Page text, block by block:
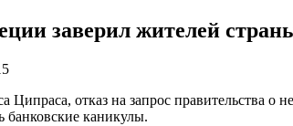
заверил жителей
Ципраса, отказ на запрос правительства
банковские каникулы.